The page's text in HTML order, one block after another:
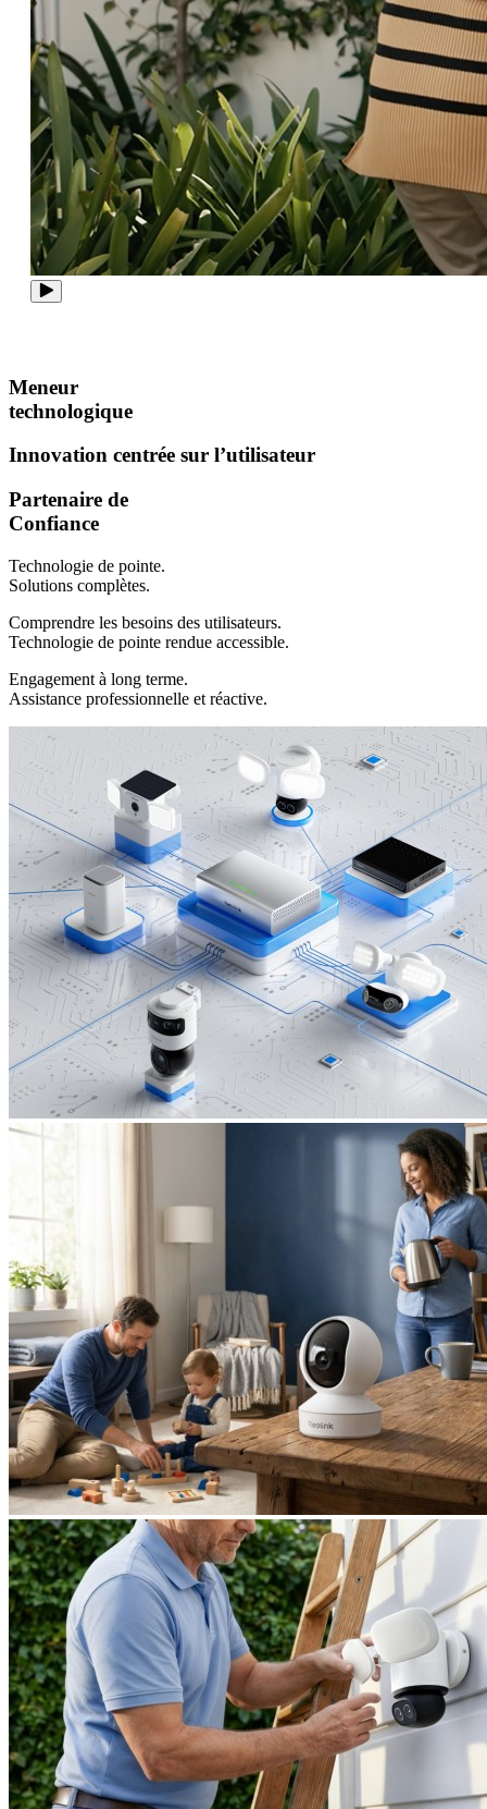
Meneur
technologique
Innovation centrée sur l’utilisateur
Partenaire de
Confiance
Technologie de pointe.
Solutions complètes.
Comprendre les besoins des utilisateurs.
Technologie de pointe rendue accessible.
Engagement à long terme.
Assistance professionnelle et réactive.